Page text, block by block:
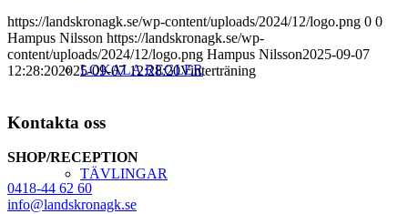
LOKALA REGLER
TÄVLINGAR
https://landskronagk.se/wp-content/uploads/2024/12/logo.png 0 0
Hampus Nilsson https://landskronagk.se/wp-
content/uploads/2024/12/logo.png Hampus Nilsson2025-09-07
12:28:202025-09-07 12:28:20Vinterträning
Kontakta oss
SHOP/RECEPTION
0418-44 62 60
info@landskronagk.se